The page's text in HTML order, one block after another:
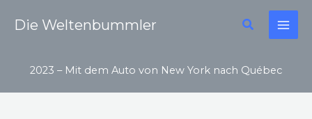
InhaltDie Weltenbummler Suchen
2023 – Mit dem Auto von New York nach Québec